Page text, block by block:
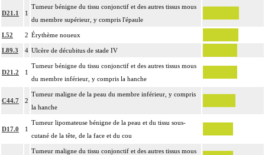
D21.1 1
Tumeur bénigne du tissu conjonctif et des autres tissus mous
du membre supérieur, y compris l'épaule
L52 2 Érythème noueux
L89.3 4 Ulcère de décubitus de stade IV
D21.2 1
Tumeur bénigne du tissu conjonctif et des autres tissus mous
du membre inférieur, y compris la hanche
C44.7 2
Tumeur maligne de la peau du membre inférieur, y compris
la hanche
D17.0 1
Tumeur lipomateuse bénigne de la peau et du tissu sous-
cutané de la tête, de la face et du cou
Tumeur maligne du tissu conjonctif et des autres tissus mous